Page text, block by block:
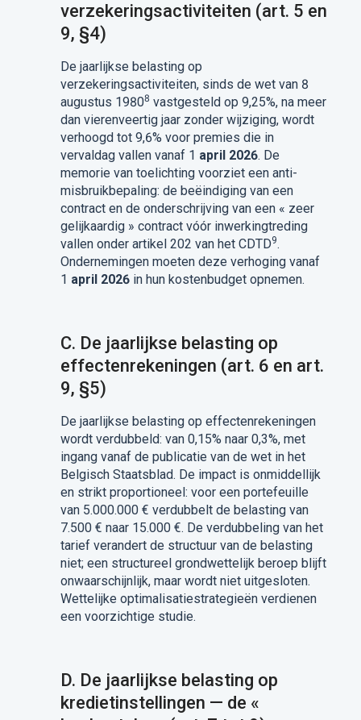
verzekeringsactiviteiten (art. 5 en
9, §4)
De jaarlijkse belasting op
verzekeringsactiviteiten, sinds de wet van 8
augustus 19808 vastgesteld op 9,25%, na meer
dan vierenveertig jaar zonder wijziging, wordt
verhoogd tot 9,6% voor premies die in
vervaldag vallen vanaf 1 april 2026. De
memorie van toelichting voorziet een anti-
misbruikbepaling: de beëindiging van een
contract en de onderschrijving van een « zeer
gelijkaardig » contract vóór inwerkingtreding
vallen onder artikel 202 van het CDTD9.
Ondernemingen moeten deze verhoging vanaf
1 april 2026in hun kostenbudget opnemen.
C. De jaarlijkse belasting op
effectenrekeningen (art. 6 en art.
9, §5)
De jaarlijkse belasting op effectenrekeningen
wordt verdubbeld: van 0,15% naar 0,3%, met
ingang vanaf de publicatie van de wet in het
Belgisch Staatsblad. De impact is onmiddellijk
en strikt proportioneel: voor een portefeuille
van 5.000.000 € verdubbelt de belasting van
7.500 € naar 15.000 €. De verdubbeling van het
tarief verandert de structuur van de belasting
niet; een structureel grondwettelijk beroep blijft
onwaarschijnlijk, maar wordt niet uitgesloten.
Wettelijke optimalisatiestrategieën verdienen
een voorzichtige studie.
D. De jaarlijkse belasting op
kredietinstellingen — de «